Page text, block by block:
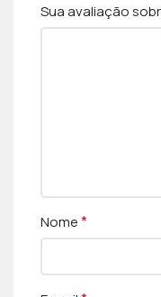
Sua avaliação
Nome*